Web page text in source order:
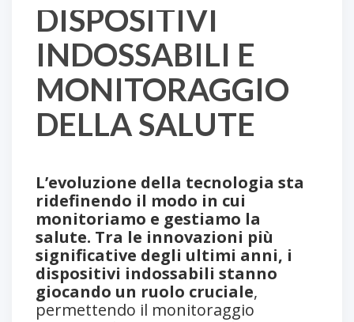
DISPOSITIVI
INDOSSABILI E
MONITORAGGIO
DELLA SALUTE
L’evoluzione della tecnologia sta
ridefinendo il modo in cui
monitoriamo e gestiamo la
salute. Tra le innovazioni più
significative degli ultimi anni, i
dispositivi indossabili stanno
giocando un ruolo cruciale,
permettendo il monitoraggio